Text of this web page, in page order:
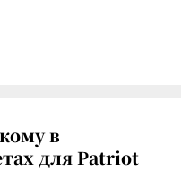
в
для Patriot